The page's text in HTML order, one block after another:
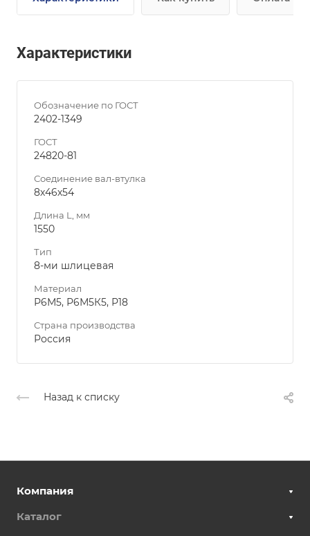
Характеристики
Обозначение по ГОСТ
2402-1349
ГОСТ
24820-81
Соединение вал-втулка
8х46х54
Длина L, мм
1550
Тип
8-ми шлицевая
Материал
Р6М5, Р6М5К5, Р18
Страна производства
Россия
Назад к списку
Компания
Каталог